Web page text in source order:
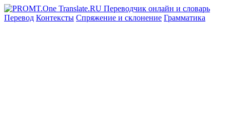
Перевод Контексты Спряжение и склонение Грамматика